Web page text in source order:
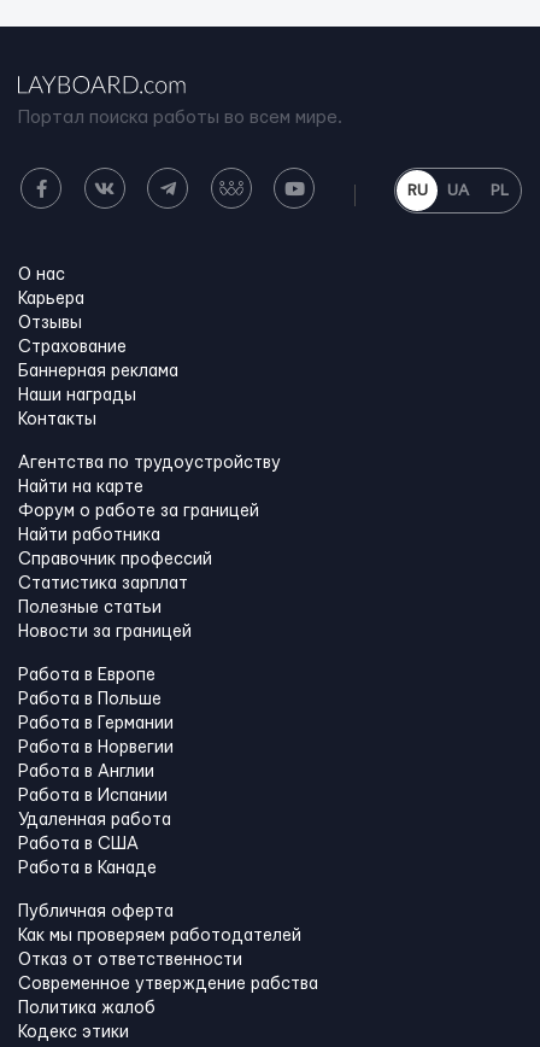
Портал поиска работы во всем мире.
RU UA PL
О нас
Карьера
Отзывы
Страхование
Баннерная реклама
Наши награды
Контакты
Агентства по трудоустройству
Найти на карте
Форум о работе за границей
Найти работника
Справочник профессий
Статистика зарплат
Полезные статьи
Новости за границей
Работа в Европе
Работа в Польше
Работа в Германии
Работа в Норвегии
Работа в Англии
Работа в Испании
Удаленная работа
Работа в США
Работа в Канадe
Публичная оферта
Как мы проверяем работодателей
Отказ от ответственности
Современное утверждение рабства
Политика жалоб
Кодекс этики